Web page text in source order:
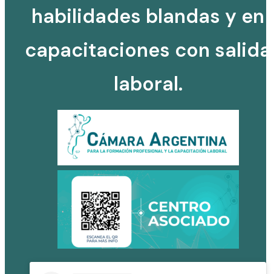
habilidades blandas y en
capacitaciones con salida
laboral.